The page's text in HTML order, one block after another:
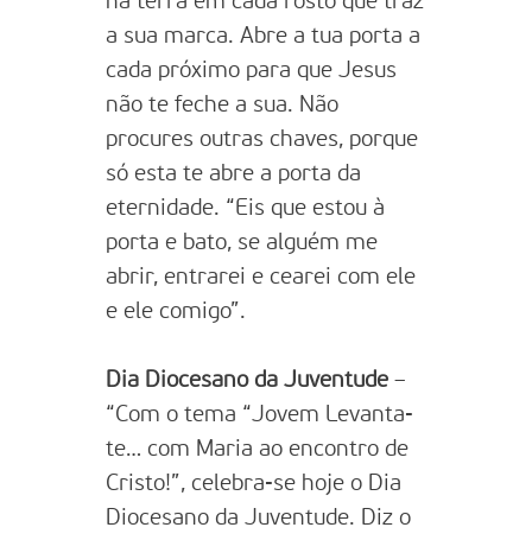
a sua marca. Abre a tua porta a
cada próximo para que Jesus
não te feche a sua. Não
procures outras chaves, porque
só esta te abre a porta da
eternidade. “Eis que estou à
porta e bato, se alguém me
abrir, entrarei e cearei com ele
e ele comigo”.
Dia Diocesano da Juventude –
“Com o tema “Jovem Levanta-
te… com Maria ao encontro de
Cristo!”, celebra-se hoje o Dia
Diocesano da Juventude. Diz o